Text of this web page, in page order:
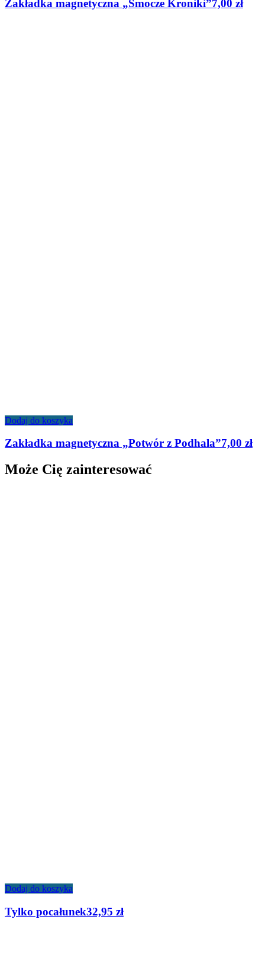
Zakładka magnetyczna „Smocze Kroniki”7,00 zł
Dodaj do koszyka
Zakładka magnetyczna „Potwór z Podhala”7,00 zł
Może Cię zainteresować
Dodaj do koszyka
Tylko pocałunek32,95 zł